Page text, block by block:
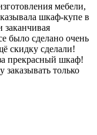
мебели,
шкаф-купе в
заканчивая
было сделано очень
скидку сделали!
прекрасный шкаф!
заказывать только